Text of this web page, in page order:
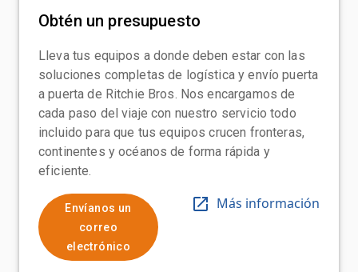
Obtén un presupuesto
Lleva tus equipos a donde deben estar con las
soluciones completas de logística y envío puerta
a puerta de Ritchie Bros. Nos encargamos de
cada paso del viaje con nuestro servicio todo
incluido para que tus equipos crucen fronteras,
continentes y océanos de forma rápida y
eficiente.
Envíanos un
correo
electrónico
Más información